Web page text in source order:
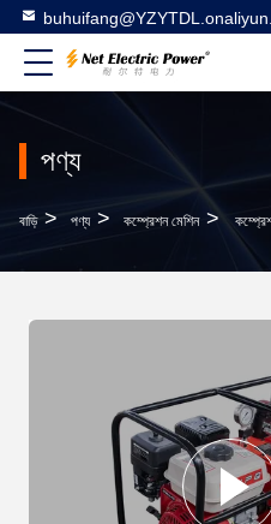
পণ্য
বাড়ি > পণ্য > কম্প্রেশন মেশিন > কম্প্রেশন